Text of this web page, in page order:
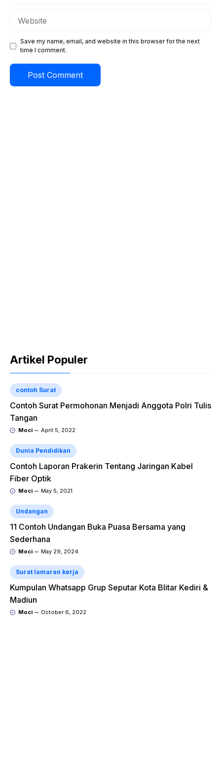
Save my name, email, and website in this browser for the next
time I comment.
Artikel Populer
contoh Surat
Contoh Surat Permohonan Menjadi Anggota Polri Tulis
Tangan
Moci April 5, 2022
Dunia Pendidikan
Contoh Laporan Prakerin Tentang Jaringan Kabel
Fiber Optik
Moci May 5, 2021
Undangan
11 Contoh Undangan Buka Puasa Bersama yang
Sederhana
Moci May 29, 2024
Surat lamaran kerja
Kumpulan Whatsapp Grup Seputar Kota Blitar Kediri &
Madiun
Moci October 6, 2022